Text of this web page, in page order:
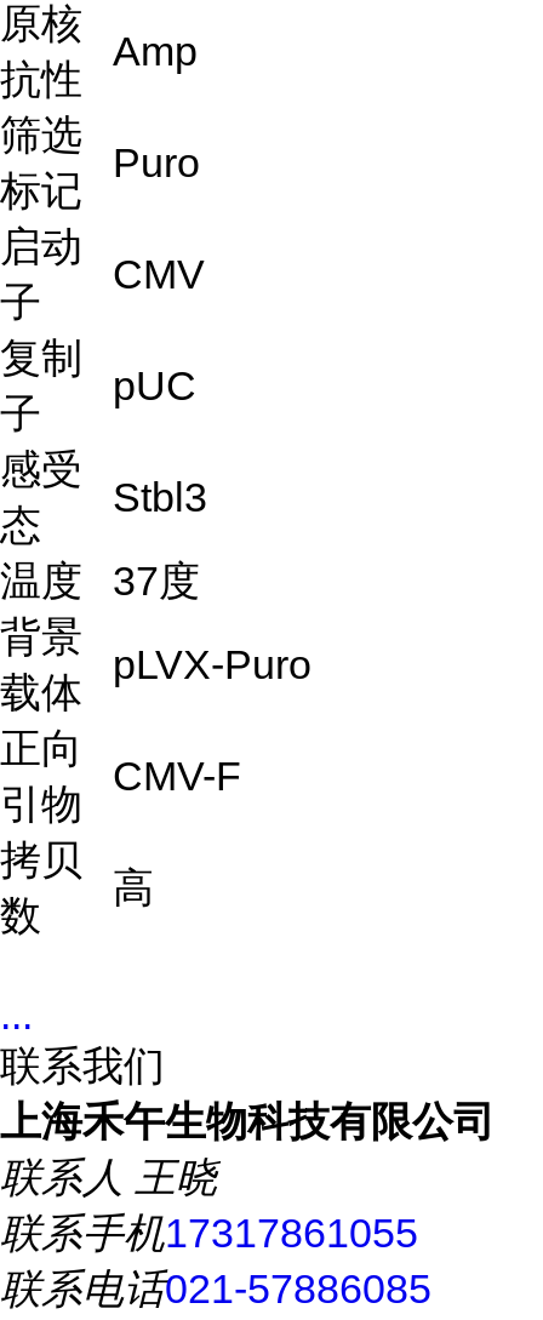
原核
抗性
Amp
筛选
标记
Puro
启动
子
CMV
复制
子
pUC
感受
态
Stbl3
温度
37度
背景
载体
pLVX-Puro
正向
引物
CMV-F
拷贝
数
高
...
联系我们
上海禾午生物科技有限公司
联系人 王晓
联系手机17317861055
联系电话021-57886085